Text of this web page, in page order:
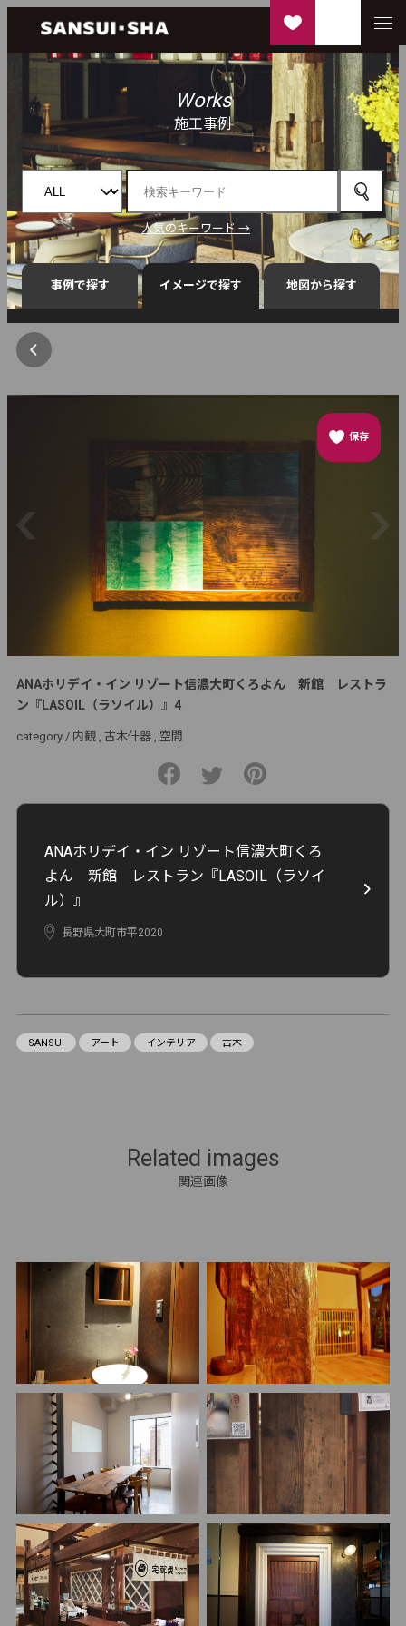
Works
施工事例
人気のキーワード →
事例で探す イメージで探す 地図から探す
保存
ANAホリデイ・イン リゾート信濃大町くろよん 新館 レストラ
ン『LASOIL（ラソイル）』4
category / 内観 古木什器 空間
ANAホリデイ・イン リゾート信濃大町くろ
よん 新館 レストラン『LASOIL（ラソイ
ル）』
長野県大町市平2020
SANSUI アート インテリア 古木
Related images
関連画像